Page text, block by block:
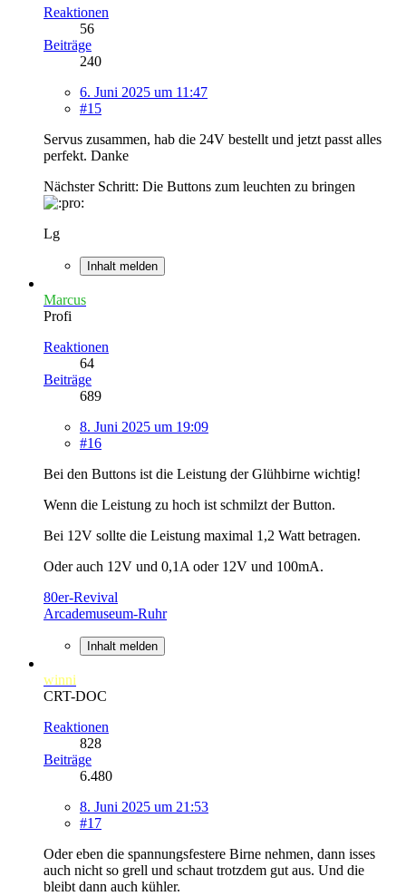
Reaktionen
56
Beiträge
240
6. Juni 2025 um 11:47
#15
Servus zusammen, hab die 24V bestellt und jetzt passt alles
perfekt. Danke
Nächster Schritt: Die Buttons zum leuchten zu bringen
Lg
Inhalt melden
Marcus
Profi
Reaktionen
64
Beiträge
689
8. Juni 2025 um 19:09
#16
Bei den Buttons ist die Leistung der Glühbirne wichtig!
Wenn die Leistung zu hoch ist schmilzt der Button.
Bei 12V sollte die Leistung maximal 1,2 Watt betragen.
Oder auch 12V und 0,1A oder 12V und 100mA.
80er-Revival
Arcademuseum-Ruhr
Inhalt melden
winni
CRT-DOC
Reaktionen
828
Beiträge
6.480
8. Juni 2025 um 21:53
#17
Oder eben die spannungsfestere Birne nehmen, dann isses
auch nicht so grell und schaut trotzdem gut aus. Und die
bleibt dann auch kühler.